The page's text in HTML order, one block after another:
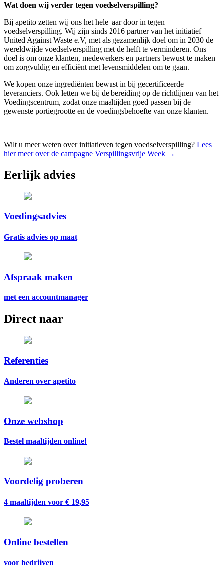
Wat doen wij verder tegen voedselverspilling?
Bij apetito zetten wij ons het hele jaar door in tegen
voedselverspilling. Wij zijn sinds 2016 partner van het initiatief
United Against Waste e.V, met als gezamenlijk doel om in 2030 de
wereldwijde voedselverspilling met de helft te verminderen. Ons
doel is om onze klanten, medewerkers en partners bewust te maken
om zorgvuldig en efficiënt met levensmiddelen om te gaan.
We kopen onze ingrediënten bewust in bij gecertificeerde
leveranciers. Ook letten we bij de bereiding op de richtlijnen van het
Voedingscentrum, zodat onze maaltijden goed passen bij de
gewenste portiegrootte en de voedingsbehoefte van onze klanten.
Wilt u meer weten over initiatieven tegen voedselverspilling? Lees
hier meer over de campagne Verspillingsvrije Week →
Eerlijk advies
Voedingsadvies
Gratis advies op maat
Afspraak maken
met een accountmanager
Direct naar
Referenties
Anderen over apetito
Onze webshop
Bestel maaltijden online!
Voordelig proberen
4 maaltijden voor € 19,95
Online bestellen
voor bedrijven